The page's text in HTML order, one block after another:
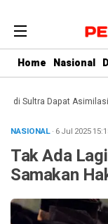
Home Nasional
Dapat Asimilasi dari
NASIONAL· 6 Jul 2025
Tak Ada
Samakan